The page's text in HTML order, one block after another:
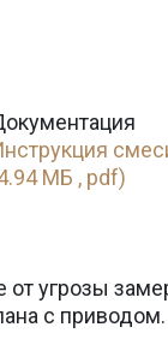
МБ , pdf)
угрозы
с приводом.